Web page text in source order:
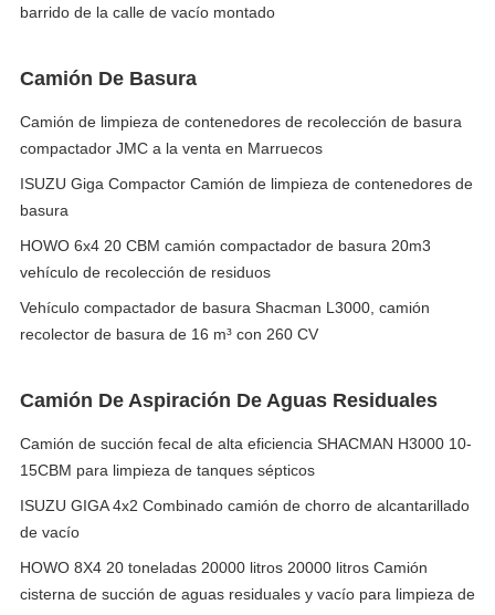
barrido de la calle de vacío montado
Camión De Basura
Camión de limpieza de contenedores de recolección de basura
compactador JMC a la venta en Marruecos
ISUZU Giga Compactor Camión de limpieza de contenedores de
basura
HOWO 6x4 20 CBM camión compactador de basura 20m3
vehículo de recolección de residuos
Vehículo compactador de basura Shacman L3000, camión
recolector de basura de 16 m³ con 260 CV
Camión De Aspiración De Aguas Residuales
Camión de succión fecal de alta eficiencia SHACMAN H3000 10-
15CBM para limpieza de tanques sépticos
ISUZU GIGA 4x2 Combinado camión de chorro de alcantarillado
de vacío
HOWO 8X4 20 toneladas 20000 litros 20000 litros Camión
cisterna de succión de aguas residuales y vacío para limpieza de